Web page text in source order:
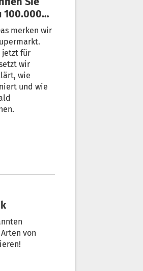
100.000
merken wir
jetzt für
wir
und wie
von